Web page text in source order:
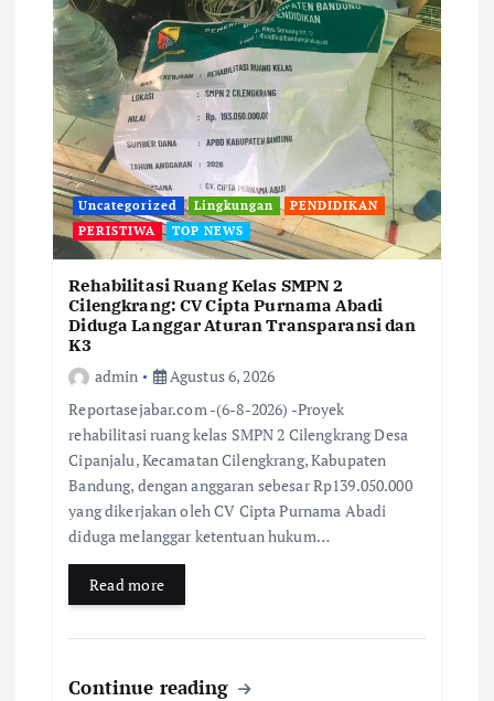
Uncategorized Lingkungan
PENDIDIKAN
PERISTIWA
TOP NEWS
Rehabilitasi Ruang Kelas SMPN 2
Cilengkrang: CV Cipta Purnama Abadi
Diduga Langgar Aturan Transparansi dan
K3
admin
Agustus 6, 2026
Reportasejabar.com -(6-8-2026) -Proyek
rehabilitasi ruang kelas SMPN 2 Cilengkrang Desa
Cipanjalu, Kecamatan Cilengkrang, Kabupaten
Bandung, dengan anggaran sebesar Rp139.050.000
yang dikerjakan oleh CV Cipta Purnama Abadi
diduga melanggar ketentuan hukum…
Read more
Continue reading